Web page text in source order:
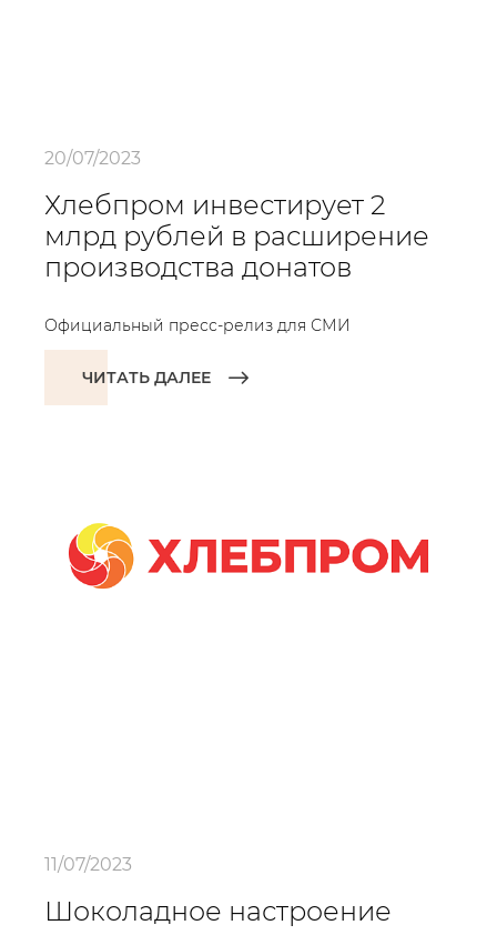
20/07/2023
Хлебпром инвестирует 2
млрд рублей в расширение
производства донатов
Официальный пресс-релиз для СМИ
ЧИТАТЬ ДАЛЕЕ
11/07/2023
Шоколадное настроение